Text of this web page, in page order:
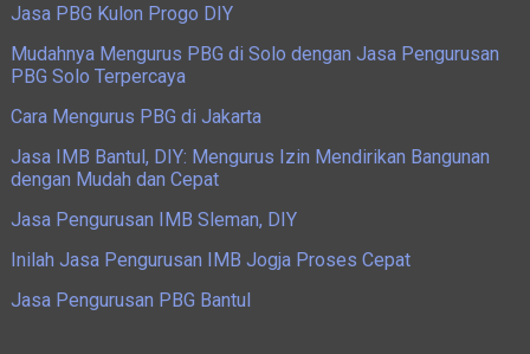
Jasa PBG Kulon Progo DIY
Mudahnya Mengurus PBG di Solo dengan Jasa Pengurusan
PBG Solo Terpercaya
Cara Mengurus PBG di Jakarta
Jasa IMB Bantul, DIY: Mengurus Izin Mendirikan Bangunan
dengan Mudah dan Cepat
Jasa Pengurusan IMB Sleman, DIY
Inilah Jasa Pengurusan IMB Jogja Proses Cepat
Jasa Pengurusan PBG Bantul